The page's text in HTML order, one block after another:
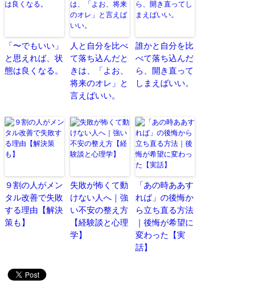
「〜でもいい」
と思えれば、状
態は良くなる。
人と自分を比べ
て落ち込んだと
きは、「よお、
将来のオレ」と
言えばいい。
誰かと自分を比
べて落ち込んだ
ら、開き直って
しまえばいい。
９割の人がメン
タル改善で失敗
する理由【解決
策も】
失敗が怖くて動
けない人へ｜強
い不安の整え方
【経験談と心理
学】
「あの時ああす
れば」の後悔か
ら立ち直る方法
｜後悔が希望に
変わった【実
話】